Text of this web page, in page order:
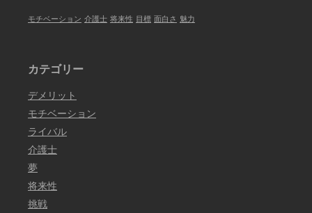
モチベーション 介護士 将来性 目標 面白さ 魅力
カテゴリー
デメリット
モチベーション
ライバル
介護士
夢
将来性
挑戦